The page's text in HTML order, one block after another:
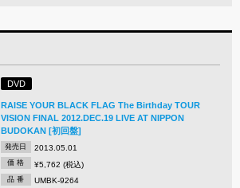
DVD
RAISE YOUR BLACK FLAG The Birthday TOUR
VISION FINAL 2012.DEC.19 LIVE AT NIPPON
BUDOKAN [初回盤]
発売日 2013.05.01
価 格 ¥5,762 (税込)
品 番 UMBK-9264